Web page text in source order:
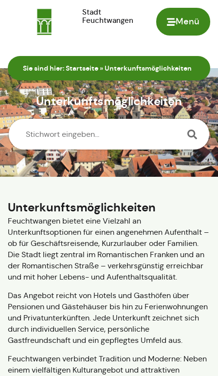
Menü
Stadt
Feuchtwangen
Sie sind hier:Startseite »Unterkunftsmöglichkeiten
Unterkunftsmöglichkeiten
Unterkunftsmöglichkeiten
Feuchtwangen bietet eine Vielzahl an
Unterkunftsoptionen für einen angenehmen Aufenthalt –
ob für Geschäftsreisende, Kurzurlauber oder Familien.
Die Stadt liegt zentral im Romantischen Franken und an
der Romantischen Straße – verkehrsgünstig erreichbar
und mit hoher Lebens- und Aufenthaltsqualität.
Das Angebot reicht von Hotels und Gasthöfen über
Pensionen und Gästehäuser bis hin zu Ferienwohnungen
und Privatunterkünften. Jede Unterkunft zeichnet sich
durch individuellen Service, persönliche
Gastfreundschaft und ein gepflegtes Umfeld aus.
Feuchtwangen verbindet Tradition und Moderne: Neben
einem vielfältigen Kulturangebot und attraktiven